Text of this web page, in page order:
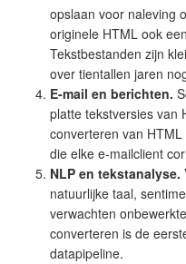
opslaan voor naleving
originele HTML ook
Tekstbestanden zijn
over tientallen jaren
E-mail en berichten.
platte tekstversies van
converteren van
die elke e-mailclient
NLP en tekstanalyse.
natuurlijke taal,
verwachten
converteren is de
datapipeline.